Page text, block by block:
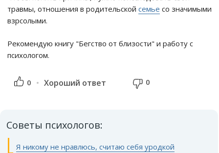
травмы, отношения в родительской семье со значимыми
взрсолыми.
Рекомендую книгу "Бегство от близости" и работу с
психологом.
0 Хороший ответ 0
Советы психологов:
Я никому не нравлюсь, считаю себя уродкой